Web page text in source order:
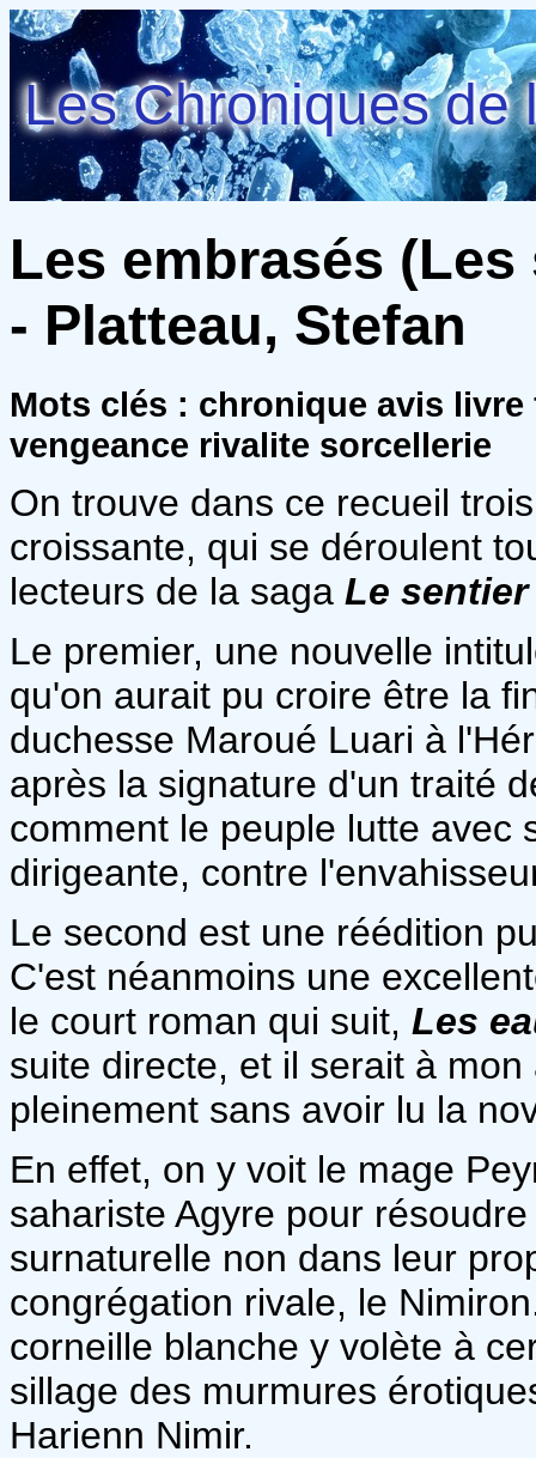
Les Chroniques de
Les embrasés
- Platteau, Stefan
Mots clés : chronique avis
vengeance rivalite sorcellerie
On trouve dans ce recueil
croissante, qui se déroulent
lecteurs de la saga Le
Le premier, une nouvelle
qu'on aurait pu croire être la
duchesse Maroué Luari à
après la signature d'un traité
comment le peuple lutte avec
dirigeante, contre
Le second est une réédition
C'est néanmoins une
le court roman qui suit, Les
suite directe, et il serait à
pleinement sans avoir lu la
En effet, on y voit le mage
sahariste Agyre pour
surnaturelle non dans leur
congrégation rivale, le
corneille blanche y volète à
sillage des murmures
Harienn Nimir.